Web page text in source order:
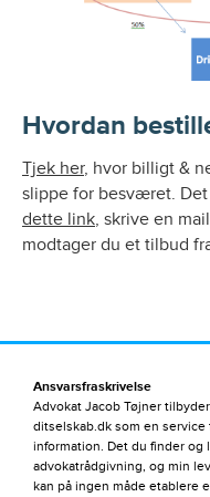
Hvordan
Tjek her, hvor billigt &
slippe for besværet.
dette link, skrive en
modtager du et tilbud
Ansvarsfraskrivelse
Advokat Jacob Tøjner
ditselskab.dk som en
information. Det du finder
advokatrådgivning, og min
kan på ingen måde etablere